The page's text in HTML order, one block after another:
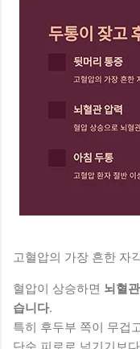
고혈압의 가장 흔한 자
혈압이 상승하면 뇌혈
습니다.
특히 후두부 쪽이 무겁